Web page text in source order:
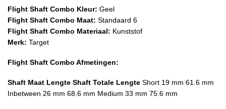
Flight Shaft Combo Kleur: Geel
Flight Shaft Combo Maat: Standaard 6
Flight Shaft Combo Materiaal: Kunststof
Merk: Target
Flight Shaft Combo Afmetingen:
Shaft Maat Lengte Shaft Totale Lengte Short 19 mm 61.6 mm
Inbetween 26 mm 68.6 mm Medium 33 mm 75.6 mm